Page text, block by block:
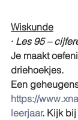
Wiskunde
· Les 95 –
Je maakt
driehoekjes.
Een
https://
leerjaar. Kijk